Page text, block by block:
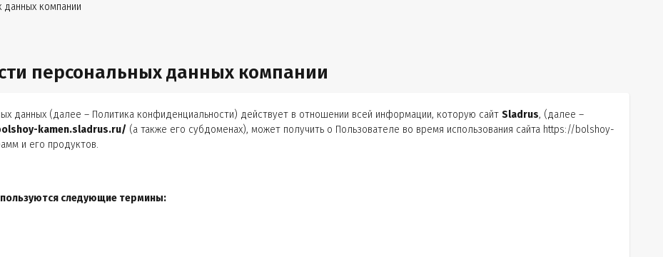
данных компании
персональных данных компании
данных (далее – Политика конфиденциальности) действует в отношении всей информации, которую сайт Sladrus, (далее –
kamen.sladrus.ru/ (а также его субдоменах), может получить о Пользователе во время использования сайта https://bolshoy-
и его продуктов.
следующие термины: